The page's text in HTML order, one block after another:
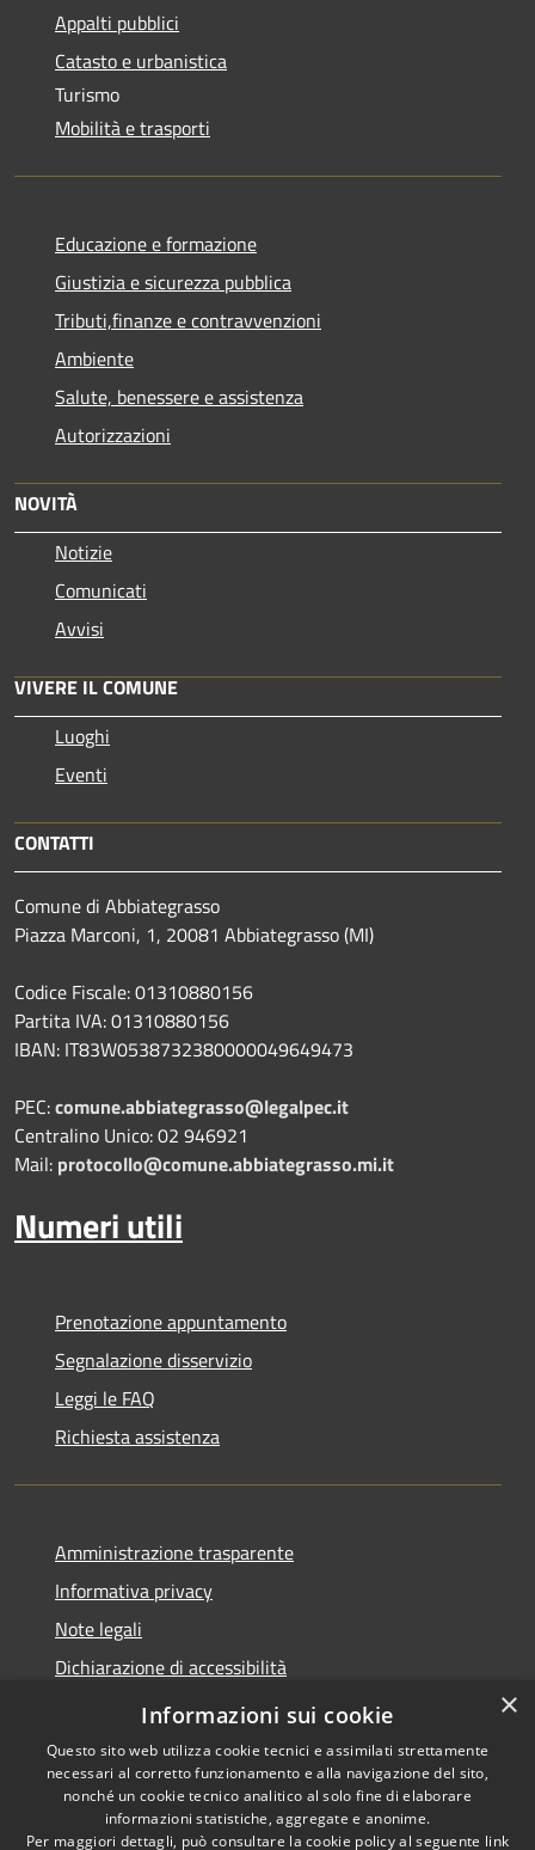
Appalti pubblici
Catasto e urbanistica
Turismo
Mobilità e trasporti
Educazione e formazione
Giustizia e sicurezza pubblica
Tributi,finanze e contravvenzioni
Ambiente
Salute, benessere e assistenza
Autorizzazioni
NOVITÀ
Notizie
Comunicati
Avvisi
VIVERE IL COMUNE
Luoghi
Eventi
CONTATTI
Comune di Abbiategrasso
Piazza Marconi, 1, 20081 Abbiategrasso (MI)
Codice Fiscale: 01310880156
Partita IVA: 01310880156
IBAN: IT83W0538732380000049649473
PEC:comune.abbiategrasso@legalpec.it
Centralino Unico: 02 946921
Mail: protocollo@comune.abbiategrasso.mi.it
Numeri utili
Prenotazione appuntamento
Segnalazione disservizio
Leggi le FAQ
Richiesta assistenza
Amministrazione trasparente
Informativa privacy
Note legali
Dichiarazione di accessibilità
Whistleblowing
Copyright © 2026 • Comune di
×
Informazioni sui cookie
Questo sito web utilizza cookie tecnici e assimilati strettamente
necessari al corretto funzionamento e alla navigazione del sito,
nonché un cookie tecnico analitico al solo fine di elaborare
informazioni statistiche, aggregate e anonime.
Per maggiori dettagli, può consultare la cookie policy al seguente link